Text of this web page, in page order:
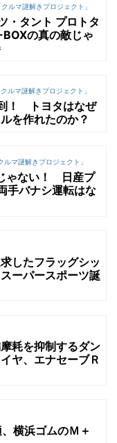
ルマ謎解きプロジェクト」
タント プロトタ
の真の敵じゃ
ルマ謎解きプロジェクト」
！ トヨタはなぜ
を作れたのか？
ルマ謎解きプロジェクト」
ゃない！ 日産プ
手バナシ運転はな
したフラッグシッ
ーパースポーツ誕
耗を抑制するダン
ヤ、エナセーブＲ
横浜ゴムのＭ＋